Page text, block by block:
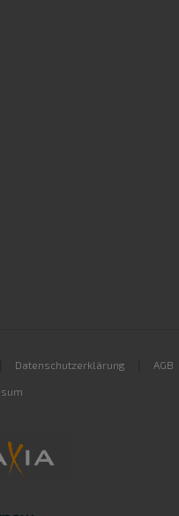
Datenschutzerklärung AGB